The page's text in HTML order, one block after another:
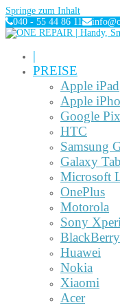
Springe zum Inhalt
040 - 55 44 86 11
|
PREISE
Apple iPad
Apple
Google
HTC
Samsung
Galaxy
Microsoft
OnePlus
Motorola
Sony
BlackBerry
Huawei
Nokia
Xiaomi
Acer